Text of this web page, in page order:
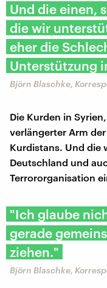
Und die einen,
die wir
eher die
Unterstützung
Björn Blaschke,
Die Kurden in
verlängerter Arm
Kurdistans. Und die
Deutschland und
Terrororganisation
"Ich glaube
gerade
ziehen."
Björn Blaschke,